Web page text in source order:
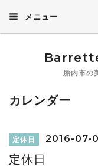
メニュー
胎内市
カレンダー
定休日 2016-07-
定休日